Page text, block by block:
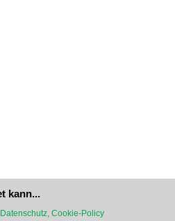
kann...
Cookie-Policy